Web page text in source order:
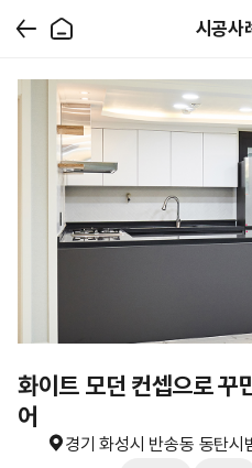
시공사
화이트 모던 컨셉으로 꾸
어
경기 화성시 반송동 동탄시